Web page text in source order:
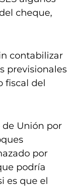
cheque,
contabilizar
previsionales
fiscal del
Unión por
por
podría
es que el